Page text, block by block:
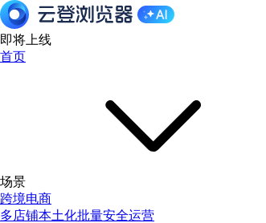
即将上线
首页
场景
跨境电商
多店铺本土化批量安全运营